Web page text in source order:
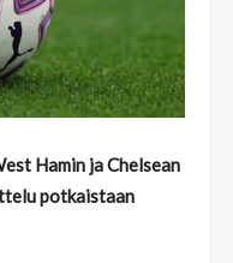
Hamin ja Chelsean
potkaistaan